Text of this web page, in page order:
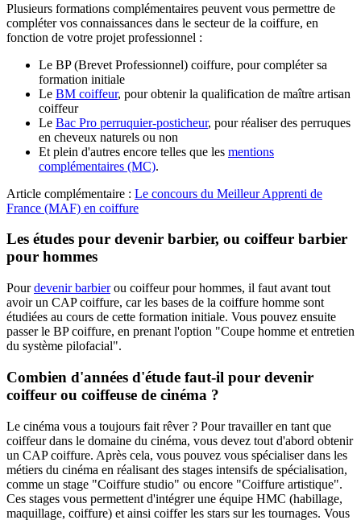
Plusieurs formations complémentaires peuvent vous permettre de
compléter vos connaissances dans le secteur de la coiffure, en
fonction de votre projet professionnel :
Le BP (Brevet Professionnel) coiffure, pour compléter sa
formation initiale
Le BM coiffeur, pour obtenir la qualification de maître artisan
coiffeur
Le Bac Pro perruquier-posticheur, pour réaliser des perruques
en cheveux naturels ou non
Et plein d'autres encore telles que les mentions
complémentaires (MC).
Article complémentaire : Le concours du Meilleur Apprenti de
France (MAF) en coiffure
Les études pour devenir barbier, ou coiffeur barbier
pour hommes
Pourdevenir barbierou coiffeur pour hommes, il faut avant tout
avoir un CAP coiffure, car les bases de la coiffure homme sont
étudiées au cours de cette formation initiale. Vous pouvez ensuite
passer le BP coiffure, en prenant l'option "Coupe homme et entretien
du système pilofacial".
Combien d'années d'étude faut-il pour devenir
coiffeur ou coiffeuse de cinéma ?
Le cinéma vous a toujours fait rêver ? Pour travailler en tant que
coiffeur dans le domaine du cinéma, vous devez tout d'abord obtenir
un CAP coiffure. Après cela, vous pouvez vous spécialiser dans les
métiers du cinéma en réalisant des stages intensifs de spécialisation,
comme un stage "Coiffure studio" ou encore "Coiffure artistique".
Ces stages vous permettent d'intégrer une équipe HMC (habillage,
maquillage, coiffure) et ainsi coiffer les stars sur les tournages. Vous